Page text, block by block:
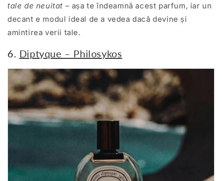
tale de neuitat – așa te îndeamnă acest parfum, iar un
decant e modul ideal de a vedea dacă devine și
amintirea verii tale.
6. Diptyque – Philosykos